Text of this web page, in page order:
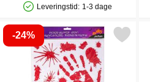
Produkttilgængelighed: På lager
Leveringstid: 1-3 dage
-24%
Markér vinduesstickers Blodige